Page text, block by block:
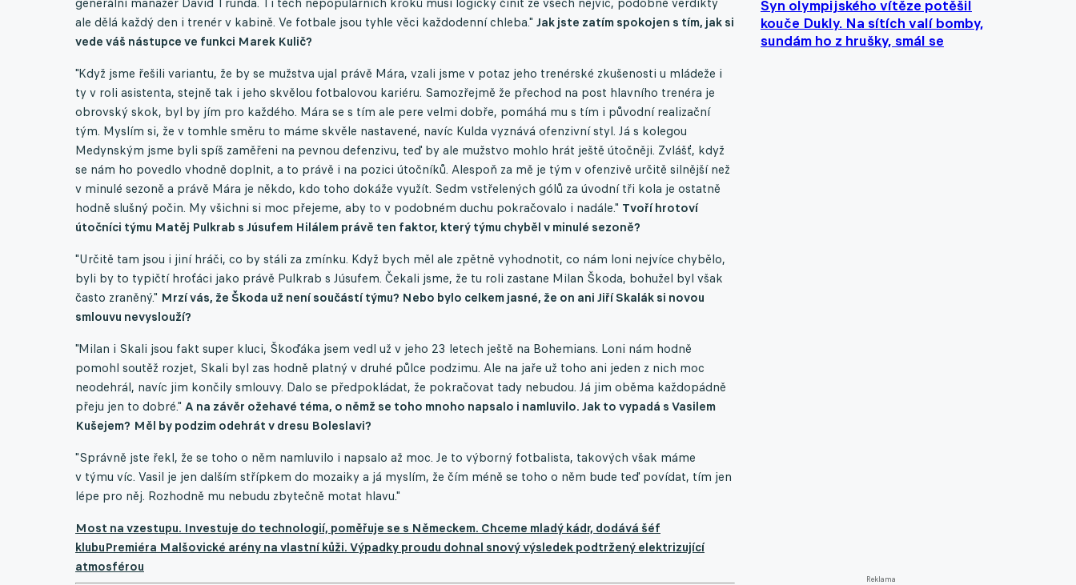
Syn olympijského vítěze potěšil
kouče Dukly. Na sítích valí bomby,
sundám ho z hrušky, smál se
Reklama
ale dělá každý den i trenér v kabině. Ve fotbale jsou tyhle věci každodenní chleba." Jak jste zatím spokojen s tím, jak si
vede váš nástupce ve funkci Marek Kulič?
"Když jsme řešili variantu, že by se mužstva ujal právě Mára, vzali jsme v potaz jeho trenérské zkušenosti u mládeže i
ty v roli asistenta, stejně tak i jeho skvělou fotbalovou kariéru. Samozřejmě že přechod na post hlavního trenéra je
obrovský skok, byl by jím pro každého. Mára se s tím ale pere velmi dobře, pomáhá mu s tím i původní realizační
tým. Myslím si, že v tomhle směru to máme skvěle nastavené, navíc Kulda vyznává ofenzivní styl. Já s kolegou
Medynským jsme byli spíš zaměřeni na pevnou defenzivu, teď by ale mužstvo mohlo hrát ještě útočněji. Zvlášť, když
se nám ho povedlo vhodně doplnit, a to právě i na pozici útočníků. Alespoň za mě je tým v ofenzivě určitě silnější než
v minulé sezoně a právě Mára je někdo, kdo toho dokáže využít. Sedm vstřelených gólů za úvodní tři kola je ostatně
hodně slušný počin. My všichni si moc přejeme, aby to v podobném duchu pokračovalo i nadále." Tvoří hrotoví
útočníci týmu Matěj Pulkrab s Júsufem Hilálem právě ten faktor, který týmu chyběl v minulé sezoně?
"Určitě tam jsou i jiní hráči, co by stáli za zmínku. Když bych měl ale zpětně vyhodnotit, co nám loni nejvíce chybělo,
byli by to typičtí hroťáci jako právě Pulkrab s Júsufem. Čekali jsme, že tu roli zastane Milan Škoda, bohužel byl však
často zraněný." Mrzí vás, že Škoda už není součástí týmu? Nebo bylo celkem jasné, že on ani Jiří Skalák si novou
smlouvu nevyslouží?
"Milan i Skali jsou fakt super kluci, Škoďáka jsem vedl už v jeho 23 letech ještě na Bohemians. Loni nám hodně
pomohl soutěž rozjet, Skali byl zas hodně platný v druhé půlce podzimu. Ale na jaře už toho ani jeden z nich moc
neodehrál, navíc jim končily smlouvy. Dalo se předpokládat, že pokračovat tady nebudou. Já jim oběma každopádně
přeju jen to dobré." A na závěr ožehavé téma, o němž se toho mnoho napsalo i namluvilo. Jak to vypadá s Vasilem
Kušejem? Měl by podzim odehrát v dresu Boleslavi?
"Správně jste řekl, že se toho o něm namluvilo i napsalo až moc. Je to výborný fotbalista, takových však máme
v týmu víc. Vasil je jen dalším střípkem do mozaiky a já myslím, že čím méně se toho o něm bude teď povídat, tím jen
lépe pro něj. Rozhodně mu nebudu zbytečně motat hlavu."
Most na vzestupu. Investuje do technologií, poměřuje se s Německem. Chceme mladý kádr, dodává šéf
klubuPremiéra Malšovické arény na vlastní kůži. Výpadky proudu dohnal snový výsledek podtržený elektrizující
atmosférou